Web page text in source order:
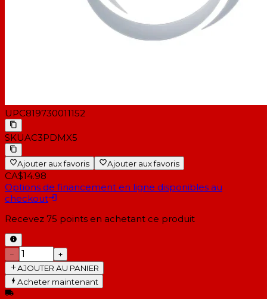
UPC819730011152
SKUAC3PDMX5
Ajouter aux favoris Ajouter aux favoris
CA$14.98
Options de financement en ligne disponibles au
checkout
Recevez 75 points en achetant ce produit
−
+
AJOUTER AU PANIER
Acheter maintenant